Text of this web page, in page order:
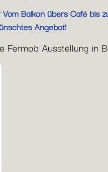
Balkon übers Café
Angebot!
Fermob Ausstellung in